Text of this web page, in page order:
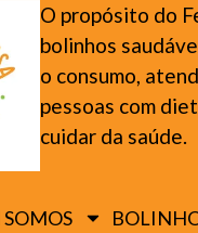
O propósito do
bolinhos
o consumo,
pessoas com
cuidar da saúde.